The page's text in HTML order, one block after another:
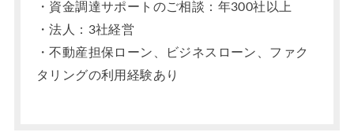
・資金調達サポートのご相談：年300社以上
・法人：3社経営
・不動産担保ローン、ビジネスローン、ファク
タリングの利用経験あり